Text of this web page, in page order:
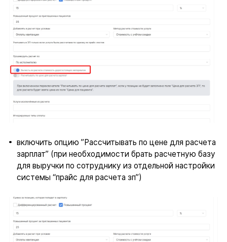
включить опцию ”Рассчитывать по цене для расчета
зарплат” (при необходимости брать расчетную базу
для выручки по сотруднику из отдельной настройки
системы “прайс для расчета зп”)